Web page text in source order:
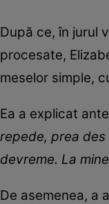
După ce, în jurul
procesate,
meselor simple,
Ea a explicat
repede, prea
devreme. La
De asemenea, a